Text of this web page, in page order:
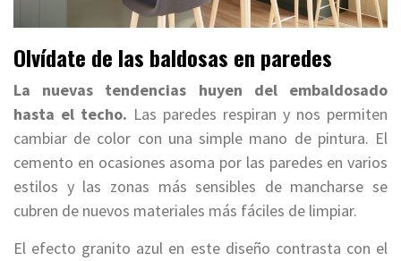
Olvídate de las baldosas en paredes
La nuevas tendencias huyen del embaldosado
hasta el techo. Las paredes respiran y nos permiten
cambiar de color con una simple mano de pintura. El
cemento en ocasiones asoma por las paredes en varios
estilos y las zonas más sensibles de mancharse se
cubren de nuevos materiales más fáciles de limpiar.
El efecto granito azul en este diseño contrasta con el